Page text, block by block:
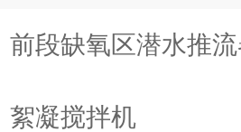
前段缺氧区潜水推
絮凝搅拌机